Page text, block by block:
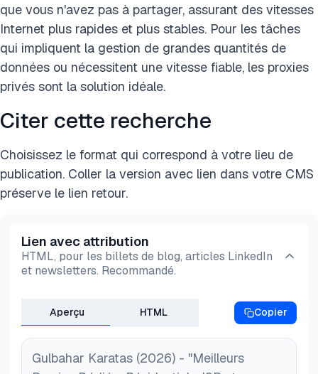
que vous n'avez pas à partager, assurant des vitesses
Internet plus rapides et plus stables. Pour les tâches
qui impliquent la gestion de grandes quantités de
données ou nécessitent une vitesse fiable, les proxies
privés sont la solution idéale.
Citer cette recherche
Choisissez le format qui correspond à votre lieu de
publication. Coller la version avec lien dans votre CMS
préserve le lien retour.
Lien avec attribution
HTML, pour les billets de blog, articles LinkedIn
et newsletters. Recommandé.
Aperçu HTML Copier
Gulbahar Karatas (2026) - "Meilleurs